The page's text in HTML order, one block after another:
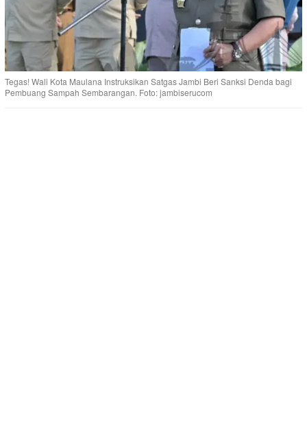
Tegas! Wali Kota Maulana Instruksikan Satgas Jambi Beri Sanksi Denda bagi
Pembuang Sampah Sembarangan. Foto: jambiserucom